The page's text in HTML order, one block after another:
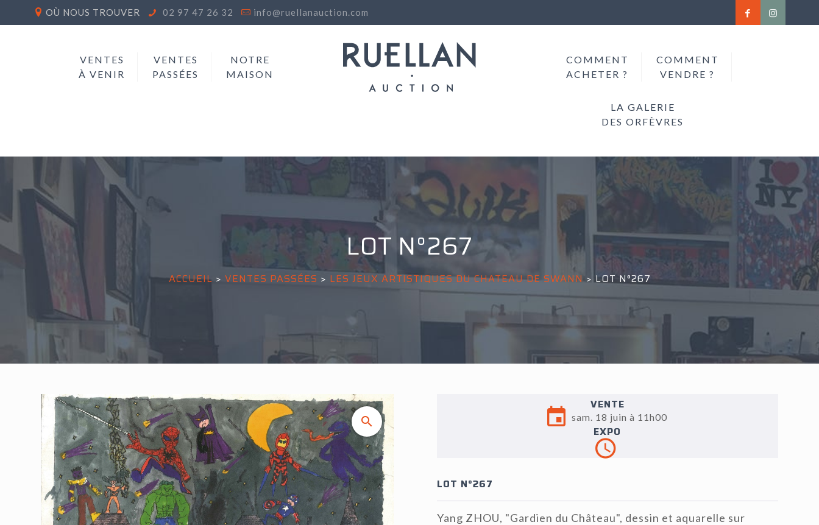
OÙ NOUS TROUVER 02 97 47 26 32 info@ruellanauction.com
VENTES
À VENIR
VENTES
PASSÉES
NOTRE
MAISON
COMMENT
ACHETER ?
COMMENT
VENDRE ?
LA GALERIE
DES ORFÈVRES
LOT N°267
ACCUEIL > VENTES PASSÉES > LES JEUX ARTISTIQUES DU CHATEAU DE SWANN> LOT N°267
VENTE
sam. 18 juin à 11h00
EXPO
LOT N°267
Yang ZHOU, "Gardien du Château", dessin et aquarelle sur